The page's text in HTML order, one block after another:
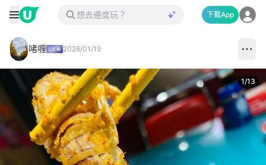
下載App
啫喱 2026/01/19
1/13